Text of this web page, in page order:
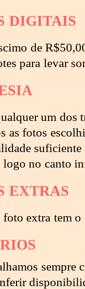
DIGITAIS
de
para levar
um dos
as fotos
suficiente
logo no canto
EXTRAS
foto extra tem
sempre